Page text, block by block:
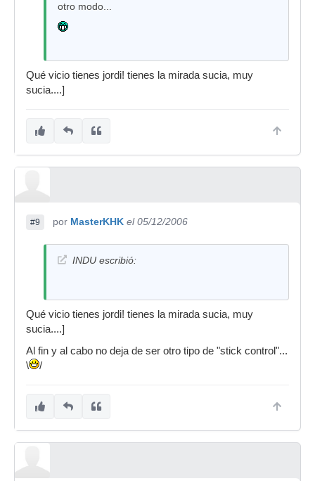
otro modo...
Qué vicio tienes jordi! tienes la mirada sucia, muy
sucia....]
#9 por MasterKHK el 05/12/2006
INDU escribió:
Qué vicio tienes jordi! tienes la mirada sucia, muy
sucia....]
Al fin y al cabo no deja de ser otro tipo de "stick control"...
\
/